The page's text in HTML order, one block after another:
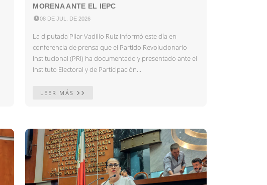
MORENA ANTE EL IEPC
08 DE JUL. DE 2026
La diputada Pilar Vadillo Ruiz informó este día en
conferencia de prensa que el Partido Revolucionario
Institucional (PRI) ha documentado y presentado ante el
Instituto Electoral y de Participación...
LEER MÁS